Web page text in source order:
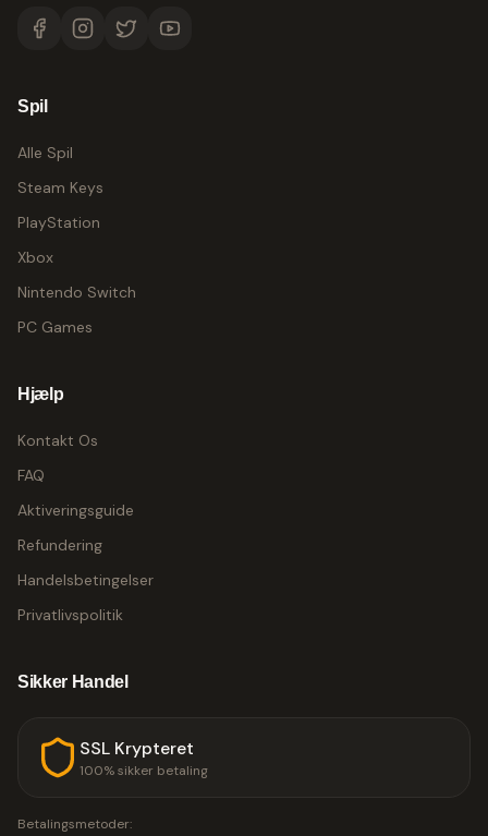
Spil
Alle Spil
Steam Keys
PlayStation
Xbox
Nintendo Switch
PC Games
Hjælp
Kontakt Os
FAQ
Aktiveringsguide
Refundering
Handelsbetingelser
Privatlivspolitik
Sikker Handel
SSL Krypteret
100% sikker betaling
Betalingsmetoder: